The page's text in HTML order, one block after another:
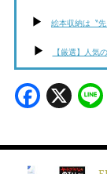
絵本収納は〝
【厳選】人気
X